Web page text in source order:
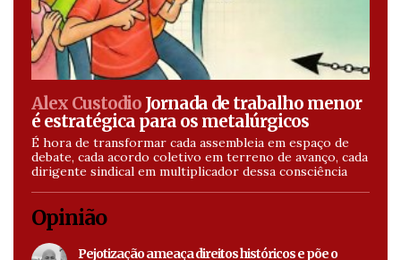
Alex Custodio Jornada de trabalho menor
é estratégica para os metalúrgicos
É hora de transformar cada assembleia em espaço de
debate, cada acordo coletivo em terreno de avanço, cada
dirigente sindical em multiplicador dessa consciência
Opinião
Pejotização ameaça direitos históricos e põe o